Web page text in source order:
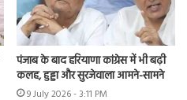
पंजाब के बाद हरियाणा कांग्रेस में भी बढ़ी
कलह, हुड्डा और सुरजेवाला आमने-सामने
9 July 2026 - 3:11 PM